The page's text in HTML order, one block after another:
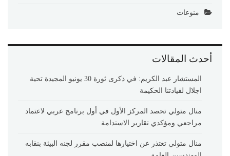
منوعات
أحدث المقالات
المستشار عبد الكريم: في ذكرى ثورة 30 يونيو المجيدة تحية
اجلال لقيادتنا الحكيمة
منال متولي تحصد المركز الأول في أول برنامج عربي لاعتماد
مراجعي ومؤكدي تقارير الاستدامة
منال متولي تعتذر عن اختيارها لمنصب مقرر لجنه البيئة بنقابه